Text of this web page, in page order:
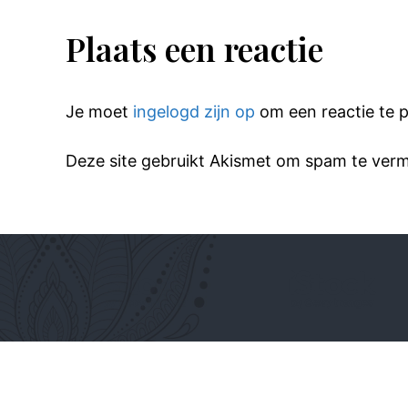
Plaats een reactie
Je moet ingelogd zijn op om een reactie te
Deze site gebruikt Akismet om spam te